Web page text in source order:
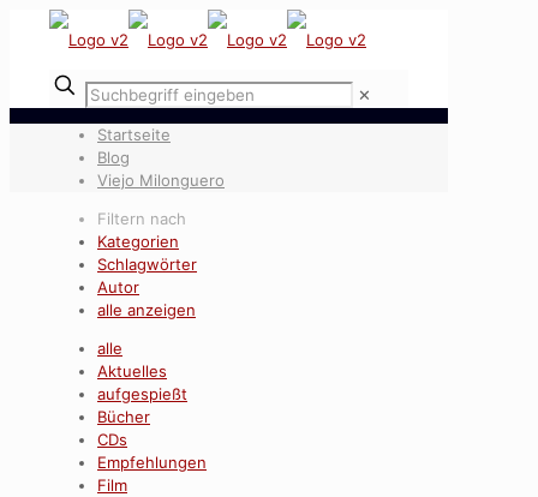
✕
Startseite
Blog
Viejo Milonguero
Filtern nach
Kategorien
Schlagwörter
Autor
alle anzeigen
alle
Aktuelles
aufgespießt
Bücher
CDs
Empfehlungen
Film